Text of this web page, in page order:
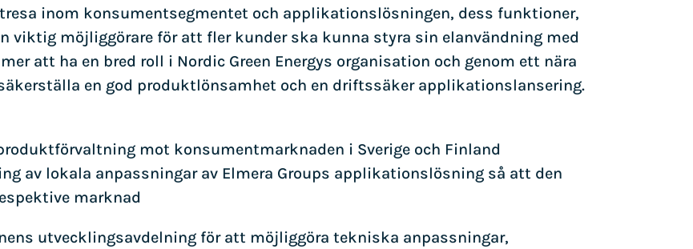
inom konsumentsegmentet och applikationslösningen, dess funktioner,
viktig möjliggörare för att fler kunder ska kunna styra sin elanvändning med
att ha en bred roll i Nordic Green Energys organisation och genom ett nära
en god produktlönsamhet och en driftssäker applikationslansering.
mot konsumentmarknaden i Sverige och Finland
av lokala anpassningar av Elmera Groups applikationslösning så att den
marknad
utvecklingsavdelning för att möjliggöra tekniska anpassningar,